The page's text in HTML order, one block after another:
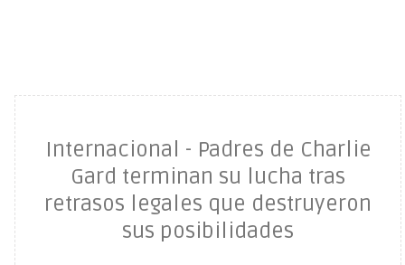
Internacional - Padres de Charlie
Gard terminan su lucha tras
retrasos legales que destruyeron
sus posibilidades